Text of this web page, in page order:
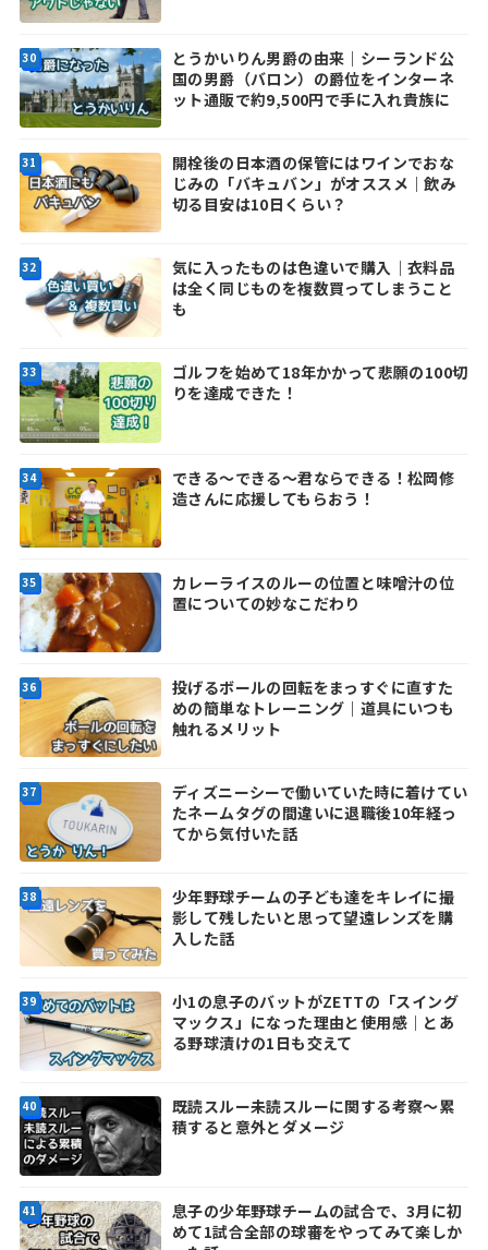
とうかいりん男爵の由来｜シーランド公
国の男爵（バロン）の爵位をインターネ
ット通販で約9,500円で手に入れ貴族に
開栓後の日本酒の保管にはワインでおな
じみの「バキュバン」がオススメ｜飲み
切る目安は10日くらい？
気に入ったものは色違いで購入｜衣料品
は全く同じものを複数買ってしまうこと
も
ゴルフを始めて18年かかって悲願の100切
りを達成できた！
できる～できる～君ならできる！松岡修
造さんに応援してもらおう！
カレーライスのルーの位置と味噌汁の位
置についての妙なこだわり
投げるボールの回転をまっすぐに直すた
めの簡単なトレーニング｜道具にいつも
触れるメリット
ディズニーシーで働いていた時に着けてい
たネームタグの間違いに退職後10年経っ
てから気付いた話
少年野球チームの子ども達をキレイに撮
影して残したいと思って望遠レンズを購
入した話
小1の息子のバットがZETTの「スイング
マックス」になった理由と使用感｜とあ
る野球漬けの1日も交えて
既読スルー未読スルーに関する考察～累
積すると意外とダメージ
息子の少年野球チームの試合で、3月に初
めて1試合全部の球審をやってみて楽しか